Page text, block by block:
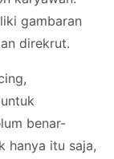
gambaran
direkrut.
benar-
hanya itu saja,